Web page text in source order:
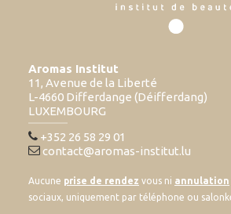
Aromas Institut
11, Avenue de la Liberté
L-4660 Differdange (Déifferdang)
LUXEMBOURG
+352 26 58 29 01
contact@aromas-institut.lu
Aucune prise de rendez vous ni annulation
sociaux, uniquement par téléphone ou